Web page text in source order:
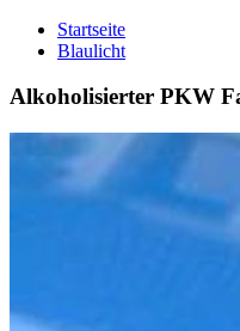
Startseite
Blaulicht
Alkoholisierter PKW